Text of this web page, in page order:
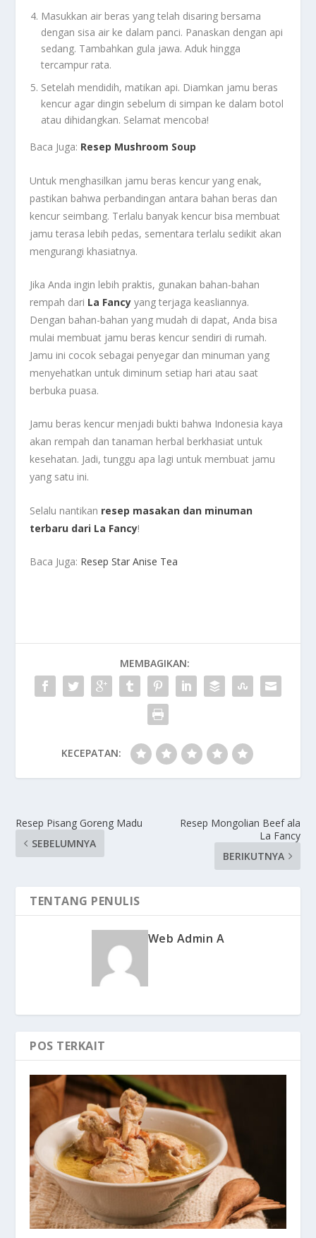
Masukkan air beras yang telah disaring bersama
dengan sisa air ke dalam panci. Panaskan dengan api
sedang. Tambahkan gula jawa. Aduk hingga
tercampur rata.
Setelah mendidih, matikan api. Diamkan jamu beras
kencur agar dingin sebelum di simpan ke dalam botol
atau dihidangkan. Selamat mencoba!
Baca Juga: Resep Mushroom Soup
Untuk menghasilkan jamu beras kencur yang enak,
pastikan bahwa perbandingan antara bahan beras dan
kencur seimbang. Terlalu banyak kencur bisa membuat
jamu terasa lebih pedas, sementara terlalu sedikit akan
mengurangi khasiatnya.
Jika Anda ingin lebih praktis, gunakan bahan-bahan
rempah dari La Fancy yang terjaga keasliannya.
Dengan bahan-bahan yang mudah di dapat, Anda bisa
mulai membuat jamu beras kencur sendiri di rumah.
Jamu ini cocok sebagai penyegar dan minuman yang
menyehatkan untuk diminum setiap hari atau saat
berbuka puasa.
Jamu beras kencur menjadi bukti bahwa Indonesia kaya
akan rempah dan tanaman herbal berkhasiat untuk
kesehatan. Jadi, tunggu apa lagi untuk membuat jamu
yang satu ini.
Selalu nantikan resep masakan dan minuman
terbaru dari La Fancy!
Baca Juga: Resep Star Anise Tea
MEMBAGIKAN:
KECEPATAN:
Resep Pisang Goreng Madu
SEBELUMNYA
Resep Mongolian Beef ala
La Fancy
BERIKUTNYA
TENTANG PENULIS
Web Admin A
POS TERKAIT